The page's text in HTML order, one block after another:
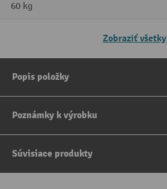
60 kg
Zobraziť všetky
Popis položky
Poznámky k výrobku
Súvisiace produkty